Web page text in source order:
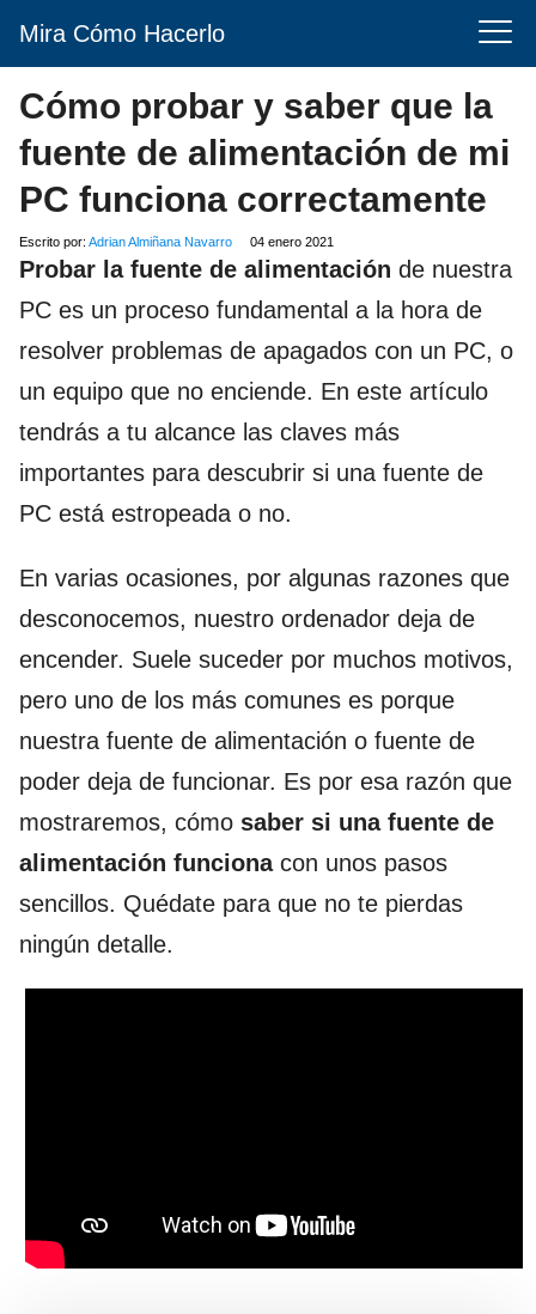
Mira Cómo Hacerlo
Cómo probar y saber que la
fuente de alimentación de mi
PC funciona correctamente
Escrito por: Adrian Almiñana Navarro 04 enero 2021
Probar la fuente de alimentación de nuestra
PC es un proceso fundamental a la hora de
resolver problemas de apagados con un PC, o
un equipo que no enciende. En este artículo
tendrás a tu alcance las claves más
importantes para descubrir si una fuente de
PC está estropeada o no.
En varias ocasiones, por algunas razones que
desconocemos, nuestro ordenador deja de
encender. Suele suceder por muchos motivos,
pero uno de los más comunes es porque
nuestra fuente de alimentación o fuente de
poder deja de funcionar. Es por esa razón que
mostraremos, cómo saber si una fuente de
alimentación funcionacon unos pasos
sencillos. Quédate para que no te pierdas
ningún detalle.